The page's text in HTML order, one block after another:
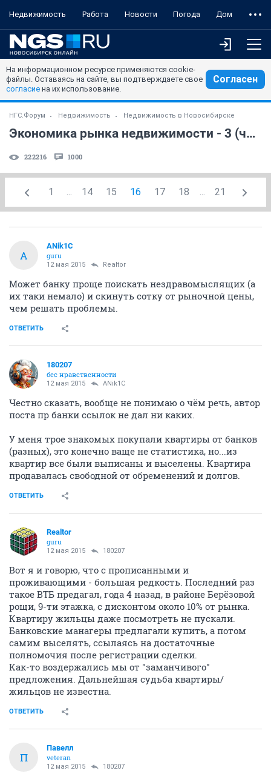
Недвижимость Работа Новости Погода Дом
На информационном ресурсе применяются cookie-
файлы. Оставаясь на сайте, вы подтверждаете свое
согласие на их использование.
Согласен
НГС.Форум Недвижимость Недвижимость в Новосибирске
Экономика рынка недвижимости - 3 (часть 8)
222216 1000
1 ... 14 15 16 17 18 ... 21
A
ANik1C
guru
12 мая 2015 Realtor
Может банку проще поискать нездравомыслящих (а
их таки немало) и скинуть сотку от рыночной цены,
чем решать проблемы.
ОТВЕТИТЬ
180207
бес нравственности
12 мая 2015 ANik1C
Честно сказать, вообще не понимаю о чём речь, автор
поста пр банки ссылок не дал ни каких.
У меня трое знакомых покупали квартиры от банков
(разных), это конечно ваще не статистика, но...из
квартир все были выписаны и выселены. Квартира
продавалась свободной от обременений и долгов.
ОТВЕТИТЬ
Realtor
guru
12 мая 2015 180207
Вот я и говорю, что с прописанными и
проживающими - большая редкость. Последний раз
такое ВТБ предагал, года 4 назад, в районе Берёзовой
рощи, 9-ти этажка, с дисконтом около 10% от рынка.
Квартиру жильцы даже посмотреть не пускали.
Банковские манагеры предлагали купить, а потом
самим выселять, ссылаясь на достаточные
полномочия после регистрации сделки.
Как-то воздержались мы от "заманчивого"
предложения. Дальнейшая судьба квартиры/
жильцов не известна.
ОТВЕТИТЬ
П
Павелл
veteran
12 мая 2015 180207